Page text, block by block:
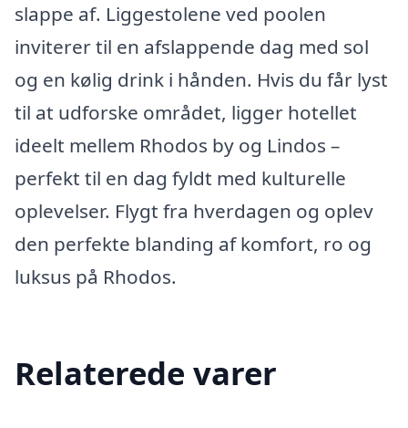
slappe af. Liggestolene ved poolen
inviterer til en afslappende dag med sol
og en kølig drink i hånden. Hvis du får lyst
til at udforske området, ligger hotellet
ideelt mellem Rhodos by og Lindos –
perfekt til en dag fyldt med kulturelle
oplevelser. Flygt fra hverdagen og oplev
den perfekte blanding af komfort, ro og
luksus på Rhodos.
Relaterede varer